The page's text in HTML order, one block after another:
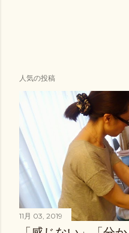
人気の投稿
11月 03, 2019